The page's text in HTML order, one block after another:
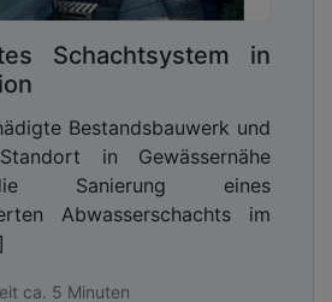
Schachtsystem in
Bestandsbauwerk und
in Gewässernähe
Sanierung eines
Abwasserschachts im
ca. 5 Minuten